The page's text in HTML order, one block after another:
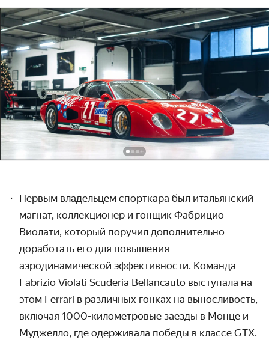
Первым владельцем спорткара был итальянский
магнат, коллекционер и гонщик Фабрицио
Виолати, который поручил дополнительно
доработать его для повышения
аэродинамической эффективности. Команда
Fabrizio Violati Scuderia Bellancauto выступала на
этом Ferrari в различных гонках на выносливость,
включая 1000-километровые заезды в Монце и
Муджелло, где одерживала победы в классе GTX.